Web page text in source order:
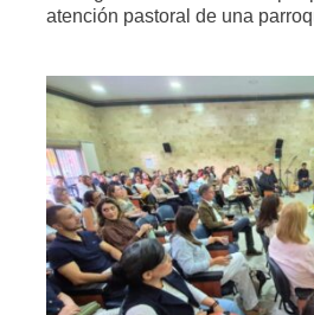
atención pastoral de una